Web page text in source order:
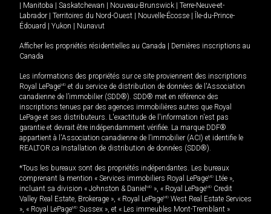
| Manitoba | Saskatchewan | Nouveau-Brunswick | Terre-Neuve-et-
Labrador | Territoires du Nord-Ouest | Nouvelle-Écosse | Île-du-Prince-
Édouard | Yukon | Nunavut
Afficher les propriétés résidentielles au Canada | Dernières inscriptions au
Canada
Les informations des propriétés sur ce site proviennent des inscriptions
Royal LePageMD et du service de distribution de données de l'Association
canadienne de l’immobilier (SDD®). SDD® met en référence des
inscriptions tenues par des agences immobilières autres que Royal
LePage et ses distributeurs. L'exactitude de l'information n'est pas
garantie et devrait être indépendamment vérifiée. La marque DDF®
appartient à l'Association canadienne de l’immobilier (ACI) et identifie le
REALTOR.ca Installation de distribution de données (SDD®).
*Tous les bureaux sont des propriétés indépendantes. Les bureaux
comprenant la mention « Services immobiliers Royal LePageMD Ltée »,
incluant sa division « Johnston & Daniel MD », « Royal LePageMD Credit
Valley Real Estate, Brokerage », « Royal LePageMD West Real Estate Services
», « Royal LePageMD Sussex », et « Les immeubles Mont-Tremblant »